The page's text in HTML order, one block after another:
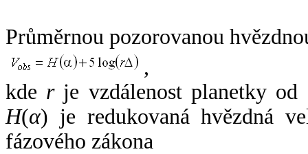
Průměrnou pozorovanou
,
kde rje vzdálenost planetky od
H(α) je redukovaná hvězdná
fázového zákona